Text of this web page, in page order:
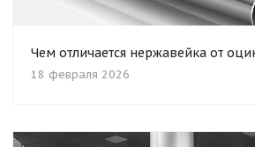
Чем отличается нержавейка от
18 февраля 2026